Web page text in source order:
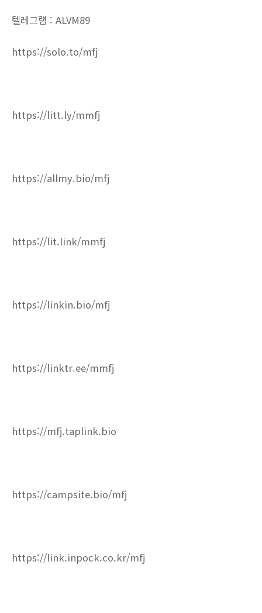
텔레그램 : ALVM89
https://solo.to/mfj
https://litt.ly/mmfj
https://allmy.bio/mfj
https://lit.link/mmfj
https://linkin.bio/mfj
https://linktr.ee/mmfj
https://mfj.taplink.bio
https://campsite.bio/mfj
https://link.inpock.co.kr/mfj